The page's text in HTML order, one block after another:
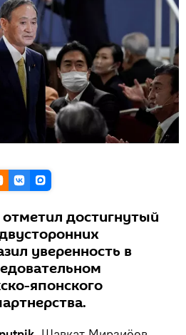
достигнутый
уверенность в
японского